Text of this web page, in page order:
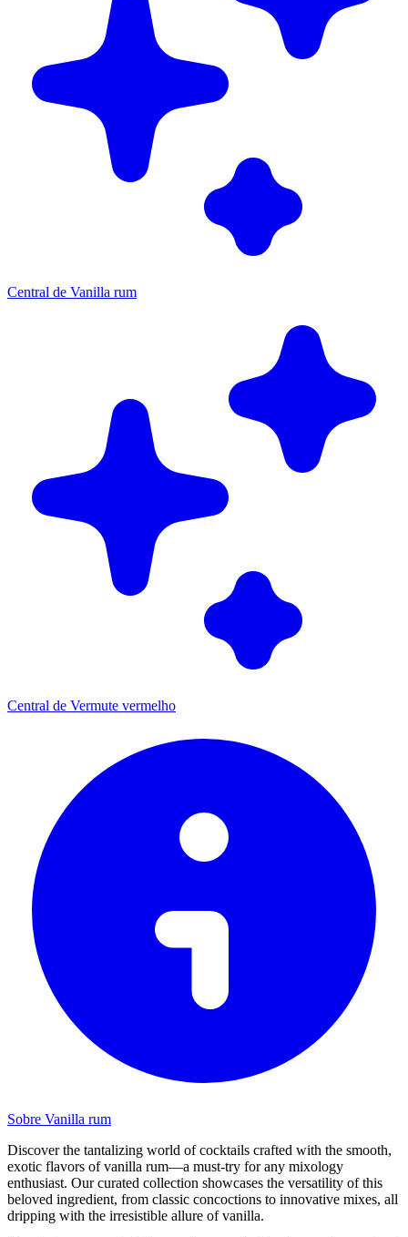
Central de Vanilla rum
Central de Vermute vermelho
Sobre Vanilla rum
Discover the tantalizing world of cocktails crafted with the smooth,
exotic flavors of vanilla rum—a must-try for any mixology
enthusiast. Our curated collection showcases the versatility of this
beloved ingredient, from classic concoctions to innovative mixes, all
dripping with the irresistible allure of vanilla.